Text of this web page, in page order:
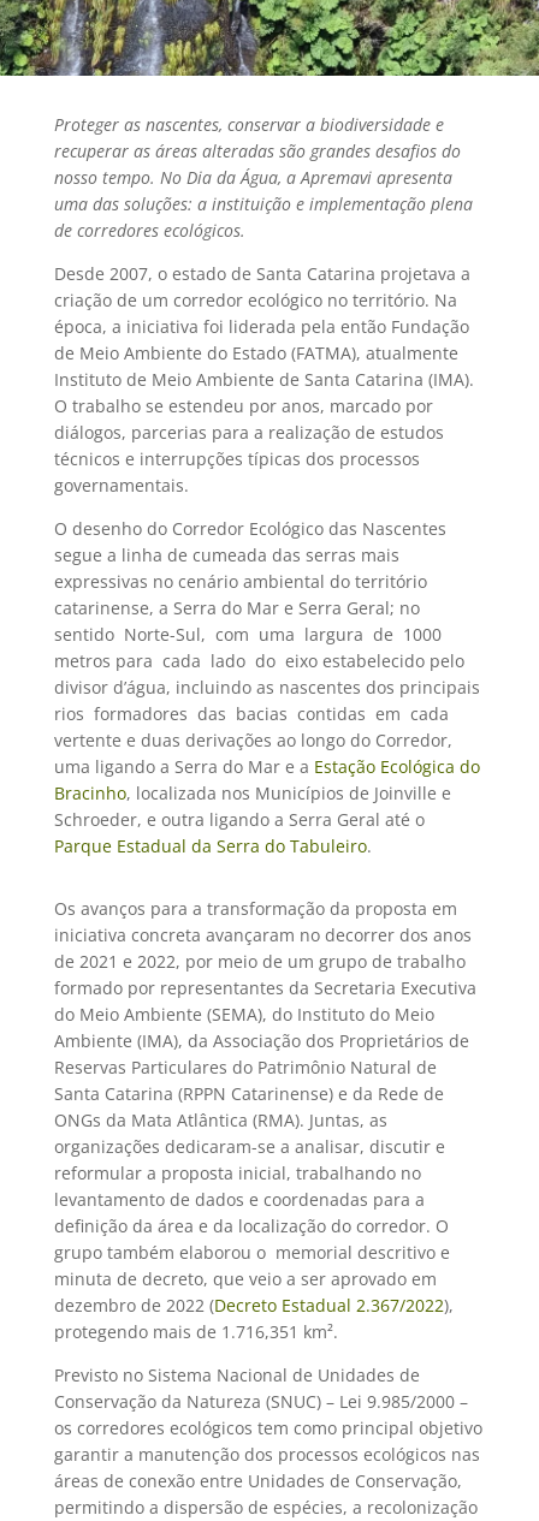
Proteger as nascentes, conservar a biodiversidade e
recuperar as áreas alteradas são grandes desafios do
nosso tempo. No Dia da Água, a Apremavi apresenta
uma das soluções: a instituição e implementação plena
de corredores ecológicos.
Desde 2007, o estado de Santa Catarina projetava a
criação de um corredor ecológico no território. Na
época, a iniciativa foi liderada pela então Fundação
de Meio Ambiente do Estado (FATMA), atualmente
Instituto de Meio Ambiente de Santa Catarina (IMA).
O trabalho se estendeu por anos, marcado por
diálogos, parcerias para a realização de estudos
técnicos e interrupções típicas dos processos
governamentais.
O desenho do Corredor Ecológico das Nascentes
segue a linha de cumeada das serras mais
expressivas no cenário ambiental do território
catarinense, a Serra do Mar e Serra Geral; no
sentido Norte-Sul, com uma largura de 1000
metros para cada lado do eixo estabelecido pelo
divisor d’água, incluindo as nascentes dos principais
rios formadores das bacias contidas em cada
vertente e duas derivações ao longo do Corredor,
uma ligando a Serra do Mar e a Estação Ecológica do
Bracinho, localizada nos Municípios de Joinville e
Schroeder, e outra ligando a Serra Geral até o
Parque Estadual da Serra do Tabuleiro.
Os avanços para a transformação da proposta em
iniciativa concreta avançaram no decorrer dos anos
de 2021 e 2022, por meio de um grupo de trabalho
formado por representantes da Secretaria Executiva
do Meio Ambiente (SEMA), do Instituto do Meio
Ambiente (IMA), da Associação dos Proprietários de
Reservas Particulares do Patrimônio Natural de
Santa Catarina (RPPN Catarinense) e da Rede de
ONGs da Mata Atlântica (RMA). Juntas, as
organizações dedicaram-se a analisar, discutir e
reformular a proposta inicial, trabalhando no
levantamento de dados e coordenadas para a
definição da área e da localização do corredor. O
grupo também elaborou o memorial descritivo e
minuta de decreto, que veio a ser aprovado em
dezembro de 2022 (Decreto Estadual 2.367/2022),
protegendo mais de 1.716,351 km².
Previsto no Sistema Nacional de Unidades de
Conservação da Natureza (SNUC) – Lei 9.985/2000 –
os corredores ecológicos tem como principal objetivo
garantir a manutenção dos processos ecológicos nas
áreas de conexão entre Unidades de Conservação,
permitindo a dispersão de espécies, a recolonização